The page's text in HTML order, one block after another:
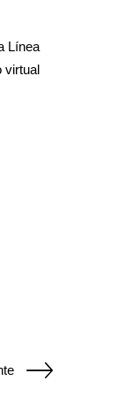
Línea
virtual